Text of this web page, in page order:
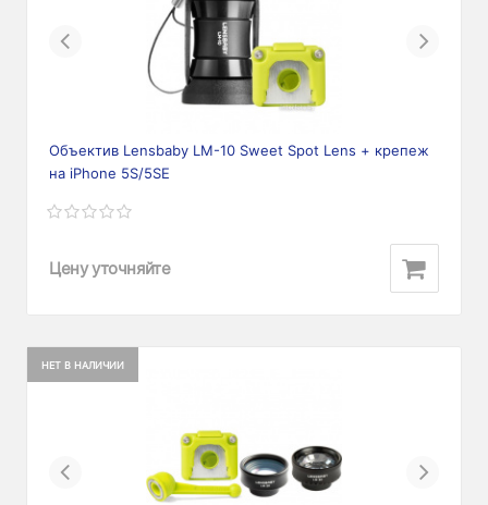
Previous Next
Объектив Lensbaby LM-10 Sweet Spot Lens + крепеж
на iPhone 5S/5SE
Цену уточняйте
НЕТ В НАЛИЧИИ
Previous Next